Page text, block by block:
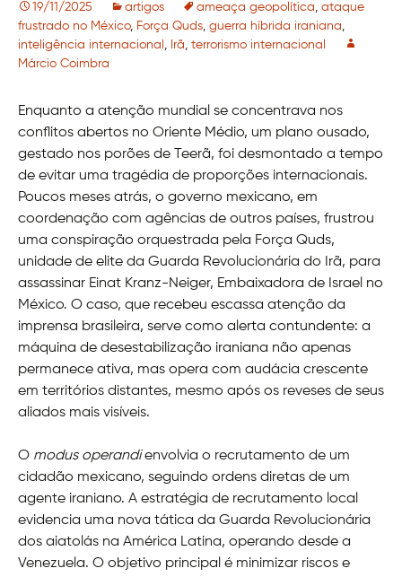
19/11/2025 artigos ameaça geopolítica, ataque
frustrado no México, Força Quds, guerra híbrida iraniana,
inteligência internacional , Irã, terrorismo internacional
Márcio Coimbra
Enquanto a atenção mundial se concentrava nos
conflitos abertos no Oriente Médio, um plano ousado,
gestado nos porões de Teerã, foi desmontado a tempo
de evitar uma tragédia de proporções internacionais.
Poucos meses atrás, o governo mexicano, em
coordenação com agências de outros países, frustrou
uma conspiração orquestrada pela Força Quds,
unidade de elite da Guarda Revolucionária do Irã, para
assassinar Einat Kranz-Neiger, Embaixadora de Israel no
México. O caso, que recebeu escassa atenção da
imprensa brasileira, serve como alerta contundente: a
máquina de desestabilização iraniana não apenas
permanece ativa, mas opera com audácia crescente
em territórios distantes, mesmo após os reveses de seus
aliados mais visíveis.
O modus operandienvolvia o recrutamento de um
cidadão mexicano, seguindo ordens diretas de um
agente iraniano. A estratégia de recrutamento local
evidencia uma nova tática da Guarda Revolucionária
dos aiatolás na América Latina, operando desde a
Venezuela. O objetivo principal é minimizar riscos e